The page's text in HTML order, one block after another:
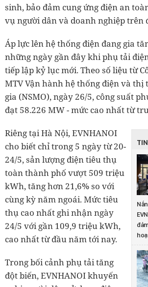
sinh, bảo đảm cung ứng điện an
vụ người dân và doanh nghiệp trên
Áp lực lên hệ thống điện đang gia
những ngày gần đây khi phụ tải
tiếp lập kỷ lục mới. Theo số liệu từ
MTV Vận hành hệ thống điện và thị
gia (NSMO), ngày 26/5, công suất
đạt 58.226 MW - mức cao nhất từ
Riêng tại Hà Nội, EVNHANOI
cho biết chỉ trong 5 ngày từ 20-
24/5, sản lượng điện tiêu thụ
toàn thành phố vượt 509 triệu
kWh, tăng hơn 21,6% so với
cùng kỳ năm ngoái. Mức tiêu
thụ cao nhất ghi nhận ngày
24/5 với gần 109,9 triệu kWh,
cao nhất từ đầu năm tới nay.
Trong bối cảnh phụ tải tăng
đột biến, EVNHANOI khuyến